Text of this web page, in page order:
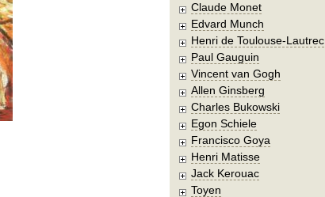
Claude Monet
Edvard Munch
Henri de Toulouse-Lautrec
Paul Gauguin
Vincent van Gogh
Allen Ginsberg
Charles Bukowski
Egon Schiele
Francisco Goya
Henri Matisse
Jack Kerouac
Toyen